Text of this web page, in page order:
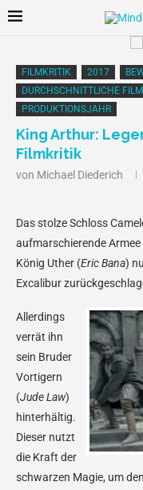
FILMKRITIK 2017
DURCHSCHNITTLICHE
PRODUKTIONSJAHR
King Arthur:
Filmkritik
von Michael Diederich
Das stolze Schloss
aufmarschierende
König Uther (Eric Bana)
Excalibur
Allerdings
verrät ihn
sein Bruder
Vortigern
(Jude Law)
hinterhältig.
Dieser nutzt
die Kraft der
schwarzen Magie, um